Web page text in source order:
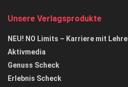
Unsere Verlagsprodukte
NEU! NO Limits – Karriere mit Lehre
Aktivmedia
Genuss Scheck
Erlebnis Scheck